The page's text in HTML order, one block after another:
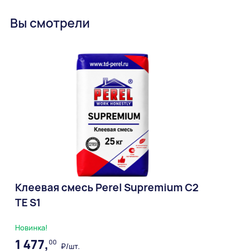
Вы смотрели
Новинка!
Клеевая смесь Perel Supremium С2
ТЕ S1
1 477,00 ₽/шт.